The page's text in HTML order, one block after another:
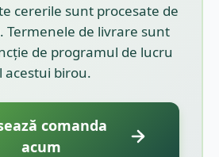
cererile sunt procesate de
. Termenele de livrare sunt
de programul de lucru
acestui birou.
comanda
acum